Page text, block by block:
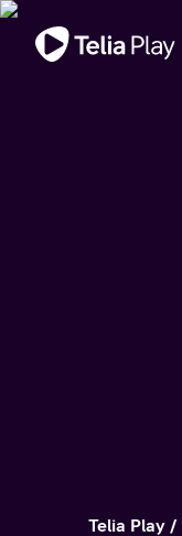
Tärkeä viesti
Telia Play